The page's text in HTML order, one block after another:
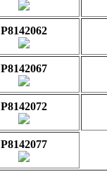
P8142062
P8142067
P8142072
P8142077